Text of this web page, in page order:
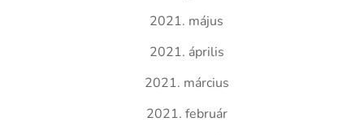
2021. május
2021. április
2021. március
2021. február